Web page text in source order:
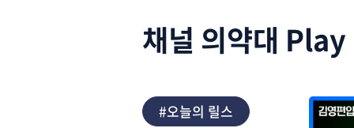
채널 의약대
#오늘의 릴스